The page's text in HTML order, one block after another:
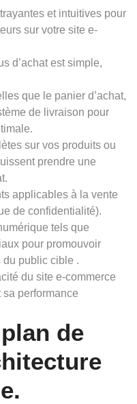
et intuitives pour
sur votre site e-
d’achat est simple,
que le panier d’achat,
de livraison pour
sur vos produits ou
prendre une
applicables à la vente
de confidentialité).
tels que
pour promouvoir
du public cible .
du site e-commerce
sa performance
de